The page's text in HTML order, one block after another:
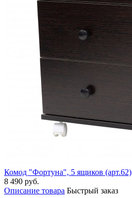
Комод "Фортуна", 5 ящиков (арт.62)
8 490 руб.
Описание товара Быстрый заказ